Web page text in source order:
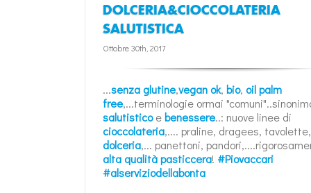
DOLCERIA&CIOCCOLATERIA
SALUTISTICA
Ottobre 30th, 2017
...senza glutine,vegan ok, bio, oil palm
free,...terminologie ormai
salutisticoebenessere..: nuove linee di
cioccolateria,.... praline, dragees,
dolceria,... panettoni,
alta qualità pasticcera! #Piovaccari
#alserviziodellabonta